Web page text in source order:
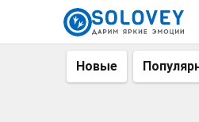
Новые